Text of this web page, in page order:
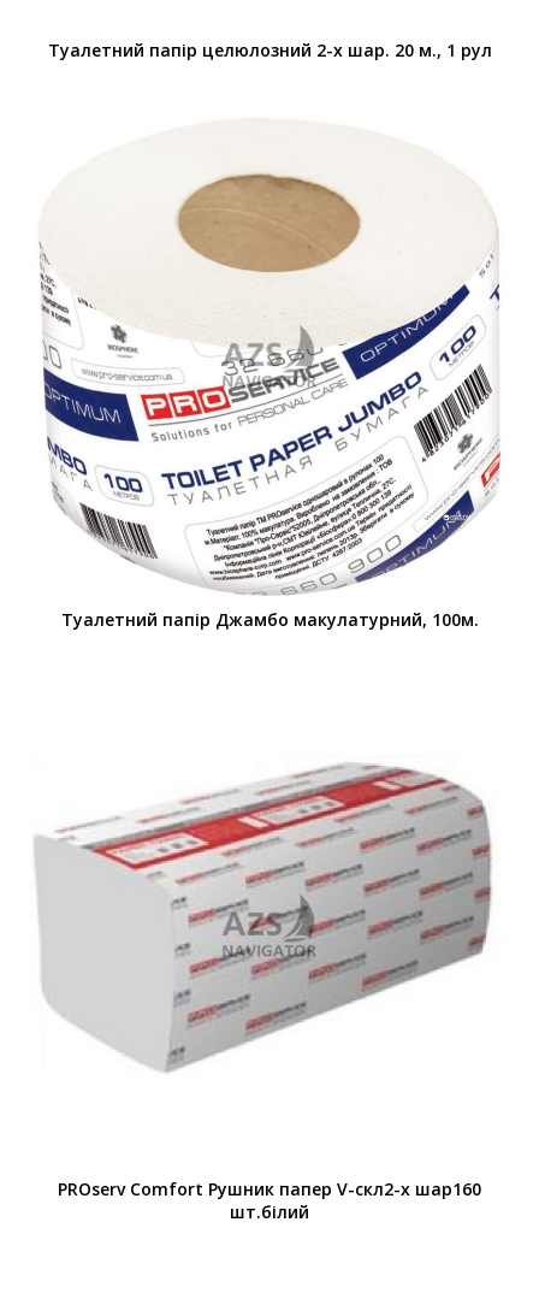
Туалетний папір целюлозний 2-х шар. 20 м., 1 рул
Туалетний папір Джамбо макулатурний, 100м.
PROserv Comfort Рушник папер V-скл2-х шар160
шт.білий